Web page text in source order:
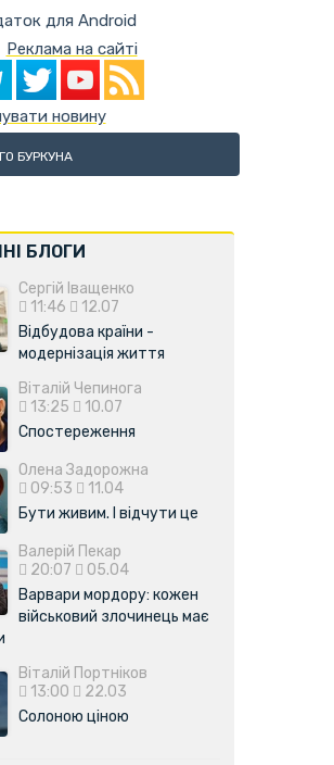
для Android
Реклама на сайті
новину
БУРКУНА
БЛОГИ
Сергій Іващенко
11:46
12.07
Відбудова країни -
модернізація життя
Віталій Чепинога
13:25
10.07
Спостереження
Олена Задорожна
09:53
11.04
Бути живим. І відчути це
Валерій Пекар
20:07
05.04
Варвари мордору: кожен
військовий злочинець має
Віталій Портніков
13:00
22.03
Солоною ціною